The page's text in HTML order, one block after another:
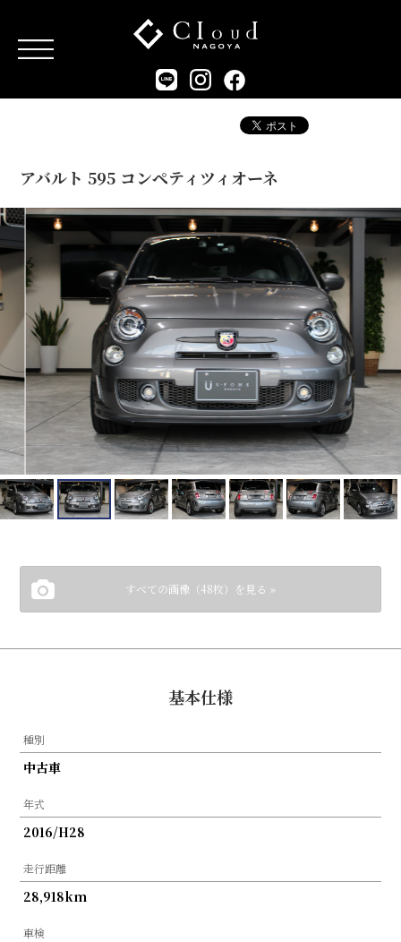
アバルト 595 コンペティツィオーネ
すべての画像（48枚）を見る »
基本仕様
種別
中古車
年式
2016/H28
走行距離
28,918km
車検